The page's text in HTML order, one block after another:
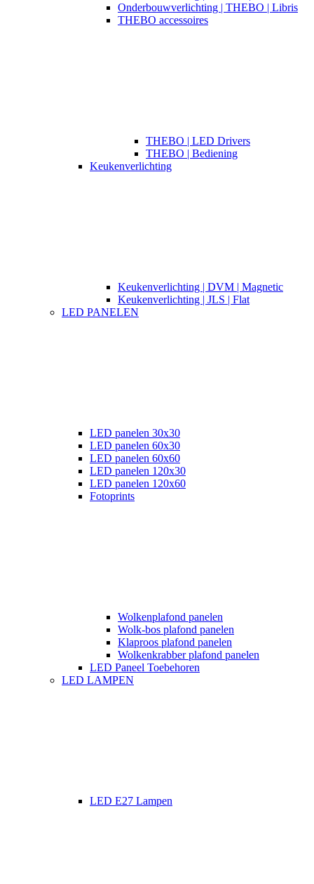
Onderbouwverlichting | THEBO | Libris
THEBO accessoires
THEBO | LED Drivers
THEBO | Bediening
Keukenverlichting
Keukenverlichting | DVM | Magnetic
Keukenverlichting | JLS | Flat
LED PANELEN
LED panelen 30x30
LED panelen 60x30
LED panelen 60x60
LED panelen 120x30
LED panelen 120x60
Fotoprints
Wolkenplafond panelen
Wolk-bos plafond panelen
Klaproos plafond panelen
Wolkenkrabber plafond panelen
LED Paneel Toebehoren
LED LAMPEN
LED E27 Lampen